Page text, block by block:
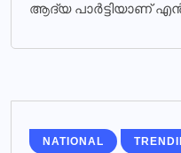
ആദ്യ പാര്‍ട്ടിയാണ്
NATIONAL